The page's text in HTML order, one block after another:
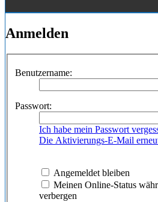
Anmelden
Benutzername:
Passwort:
Ich habe mein Passwort
Die Aktivierungs-E-Mail
Angemeldet bleiben
Meinen Online-Status
verbergen